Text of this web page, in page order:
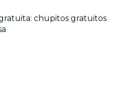
chupitos gratuitos